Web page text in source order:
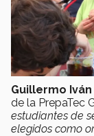
Guillermo
de la PrepaTec
estudiantes de
elegidos como